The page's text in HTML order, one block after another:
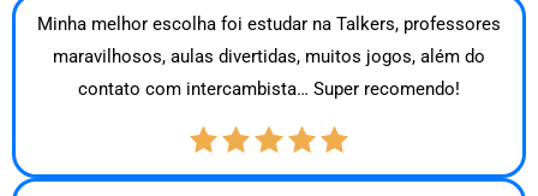
Minha melhor escolha foi estudar na Talkers, professores
maravilhosos, aulas divertidas, muitos jogos, além do
contato com intercambista… Super recomendo!